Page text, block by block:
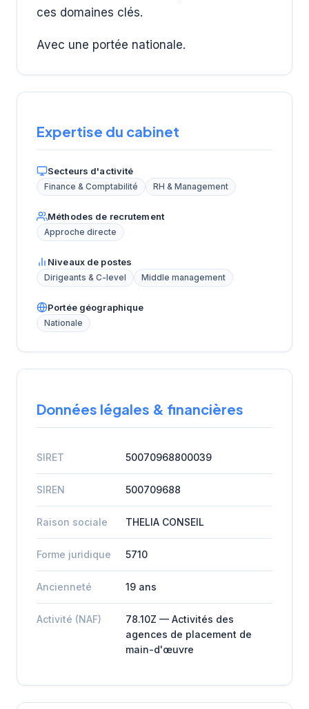
ces domaines clés.
Avec une portée nationale.
Expertise du cabinet
Secteurs d'activité
Finance & Comptabilité RH & Management
Méthodes de recrutement
Approche directe
Niveaux de postes
Dirigeants & C-level Middle management
Portée géographique
Nationale
Données légales & financières
SIRET 50070968800039
SIREN 500709688
Raison sociale THELIA CONSEIL
Forme juridique 5710
Ancienneté 19 ans
Activité (NAF)
78.10Z — Activités des
agences de placement de
main-d'œuvre